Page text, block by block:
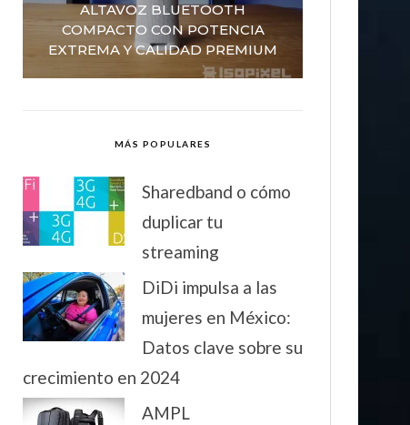
ALTAVOZ BLUETOOTH
COMPACTO CON POTENCIA
EXTREMA Y CALIDAD PREMIUM
MÁS POPULARES
Sharedband o cómo
duplicar tu
streaming
DiDi impulsa a las
mujeres en México:
Datos clave sobre su
crecimiento en 2024
AMPL